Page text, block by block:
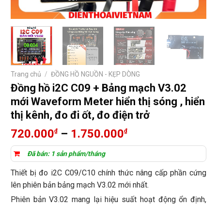
Trang chủ / ĐỒNG HỒ NGUỒN - KẸP DÒNG
Đồng hồ i2C C09 + Bảng mạch V3.02
mới Waveform Meter hiển thị sóng , hiển
thị kênh, đo đi ốt, đo điện trở
720.000₫ – 1.750.000₫Khoảng
giá:
720.000₫
đến
1.750.000₫
Đã bán: 1 sản phẩm/tháng
Thiết bị đo i2C C09/C10 chính thức nâng cấp phần cứng
lên phiên bản bảng mạch V3.02 mới nhất.
Phiên bản V3.02 mang lại hiệu suất hoạt động ổn định,